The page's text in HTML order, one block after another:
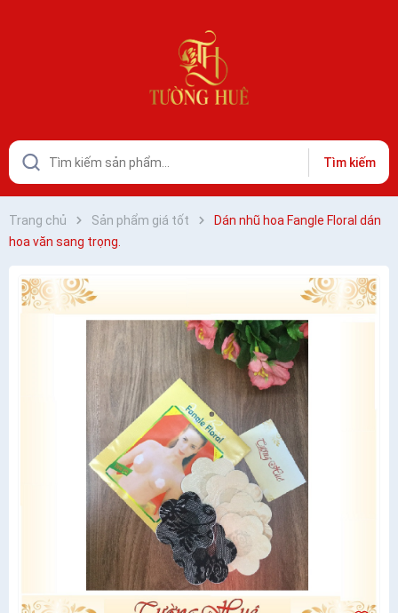
Tìm kiếm
Trang chủ Sản phẩm giá tốt
Dán nhũ hoa Fangle Floral dán
hoa văn sang trọng.